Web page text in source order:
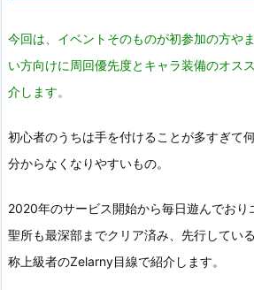
今回は、イベントそのものが初参加の方や
い方向けに周回優先度とキャラ装備のオス
介します。
初心者のうちは手を付けることが多すぎて
分からなくなりやすいもの。
2020年のサービス開始から毎日遊んでおり
聖所も最深部までクリア済み、先行してい
称上級者のZelarny目線で紹介します。